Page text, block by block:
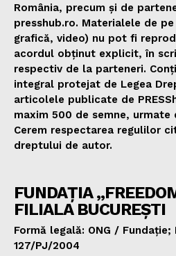
România, precum și de
presshub.ro. Materialele de
grafică, video) nu pot fi
acordul obținut explicit, în
respectiv de la parteneri.
integral protejat de Legea
articolele publicate de
maxim 500 de semne,
Cerem respectarea regulilor
dreptului de autor.
FUNDAȚIA
FILIALA BUCUREȘTI
Formă legală: ONG / Fundație;
127/PJ/2004